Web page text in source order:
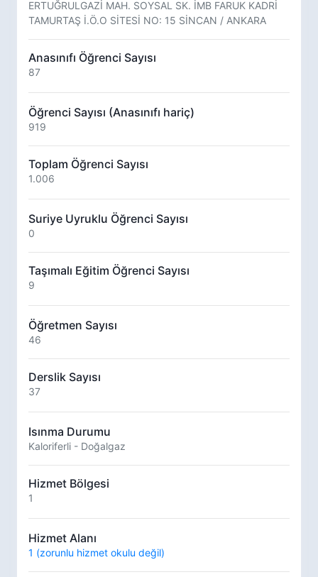
ERTUĞRULGAZİ MAH. SOYSAL SK. İMB FARUK KADRİ
TAMURTAŞ İ.Ö.O SİTESİ NO: 15 SİNCAN / ANKARA
Anasınıfı Öğrenci Sayısı
87
Öğrenci Sayısı (Anasınıfı hariç)
919
Toplam Öğrenci Sayısı
1.006
Suriye Uyruklu Öğrenci Sayısı
0
Taşımalı Eğitim Öğrenci Sayısı
9
Öğretmen Sayısı
46
Derslik Sayısı
37
Isınma Durumu
Kaloriferli - Doğalgaz
Hizmet Bölgesi
1
Hizmet Alanı
1 (zorunlu hizmet okulu değil)